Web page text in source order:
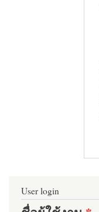
User login